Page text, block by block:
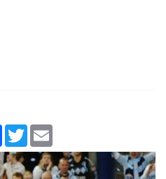
Facebook
Twitter